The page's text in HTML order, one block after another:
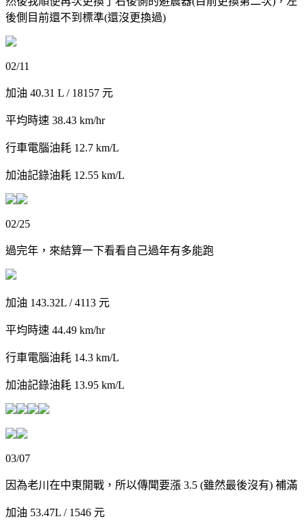
後側目前還不到標準(還沒更換過)
02/11
加油 40.31 L / 18157 元
平均時速 38.43 km/hr
行車電腦油耗 12.7 km/L
加油記錄油耗 12.55 km/L
02/25
過完年，來結算一下看看自己過年有多能跑
加油 143.32L / 4113 元
平均時速 44.49 km/hr
行車電腦油耗 14.3 km/L
加油記錄油耗 13.95 km/L
03/07
因為老川在中東開戰，所以傳聞要漲 3.5 (雖然最後沒有) 補滿
加油 53.47L / 1546 元